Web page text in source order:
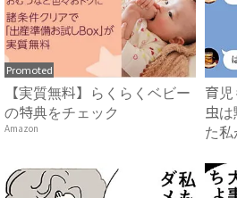
Promoted
【実質無料】らくらくベビー
の特典をチェック
Amazon
育
虫
た